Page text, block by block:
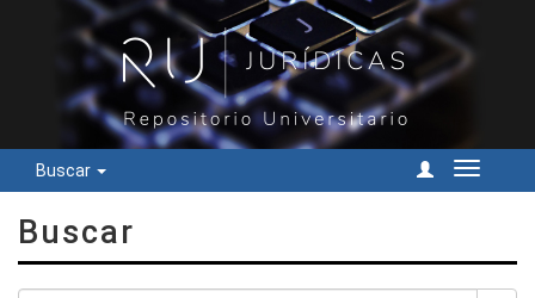
Buscar
Cambiar
Buscar